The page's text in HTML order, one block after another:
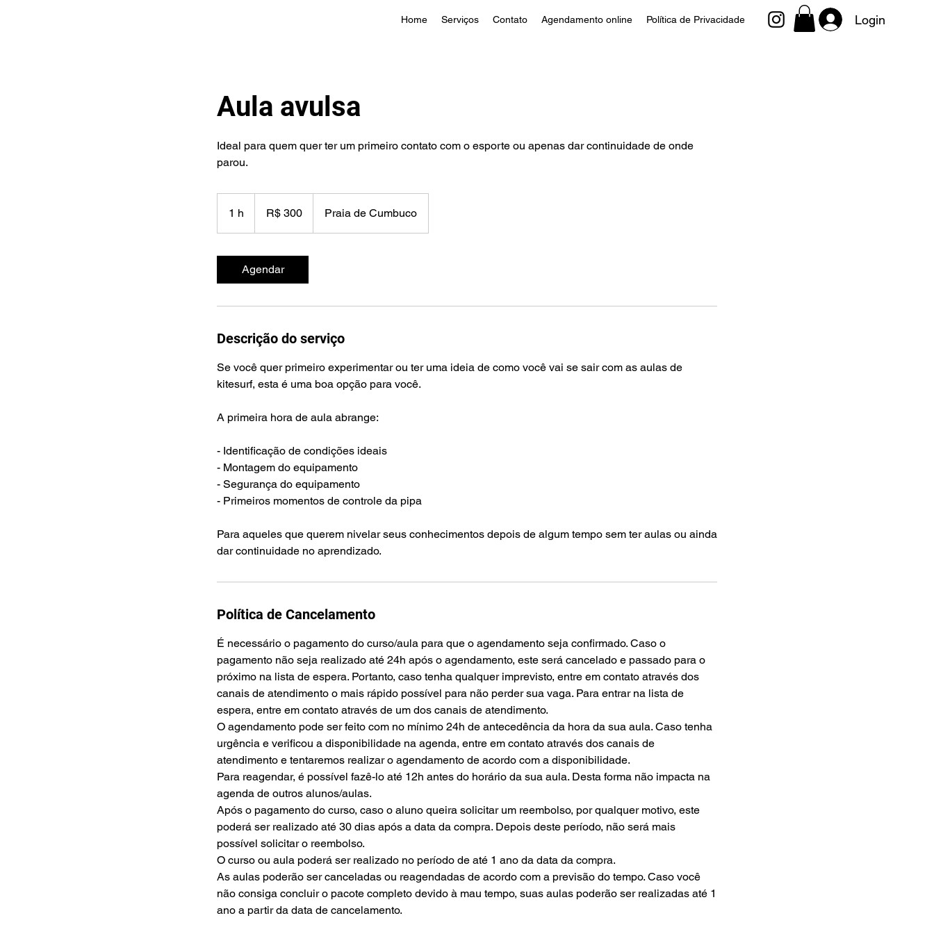
Login
Home Serviços Contato Agendamento online Política de Privacidade
Aula avulsa
Ideal para quem quer ter um primeiro contato com o esporte ou apenas dar continuidade de onde
parou.
1 h
brasileiros
R$ 300 Praia de Cumbuco
Agendar
Descrição do serviço
Se você quer primeiro experimentar ou ter uma ideia de como você vai se sair com as aulas de
kitesurf, esta é uma boa opção para você.
A primeira hora de aula abrange:
- Identificação de condições ideais
- Montagem do equipamento
- Segurança do equipamento
- Primeiros momentos de controle da pipa
Para aqueles que querem nivelar seus conhecimentos depois de algum tempo sem ter aulas ou ainda
dar continuidade no aprendizado.
Política de Cancelamento
É necessário o pagamento do curso/aula para que o agendamento seja confirmado. Caso o
pagamento não seja realizado até 24h após o agendamento, este será cancelado e passado para o
próximo na lista de espera. Portanto, caso tenha qualquer imprevisto, entre em contato através dos
canais de atendimento o mais rápido possível para não perder sua vaga. Para entrar na lista de
espera, entre em contato através de um dos canais de atendimento.
O agendamento pode ser feito com no mínimo 24h de antecedência da hora da sua aula. Caso tenha
urgência e verificou a disponibilidade na agenda, entre em contato através dos canais de
atendimento e tentaremos realizar o agendamento de acordo com a disponibilidade.
Para reagendar, é possível fazê-lo até 12h antes do horário da sua aula. Desta forma não impacta na
agenda de outros alunos/aulas.
Após o pagamento do curso, caso o aluno queira solicitar um reembolso, por qualquer motivo, este
poderá ser realizado até 30 dias após a data da compra. Depois deste período, não será mais
possível solicitar o reembolso.
O curso ou aula poderá ser realizado no período de até 1 ano da data da compra.
As aulas poderão ser canceladas ou reagendadas de acordo com a previsão do tempo. Caso você
não consiga concluir o pacote completo devido à mau tempo, suas aulas poderão ser realizadas até 1
ano a partir da data de cancelamento.